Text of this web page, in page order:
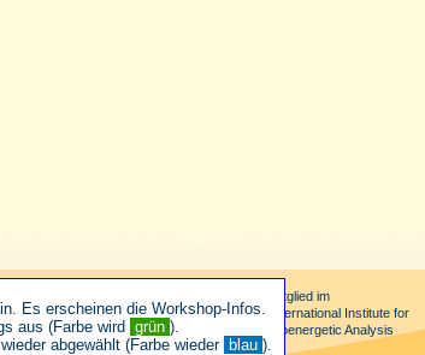
Mitglied im
International Institute for
Bioenergetic Analysis
Es erscheinen die Workshop-Infos.
aus (Farbe wird grün ).
abgewählt (Farbe wieder blau ).